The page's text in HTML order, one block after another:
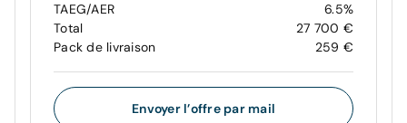
TAEG/AER
6.5%
Total
27 700 €
Pack de livraison
259 €
Envoyer l’offre par mail